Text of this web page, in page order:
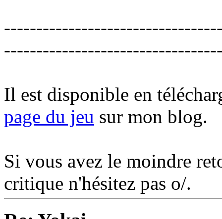
Il est disponible en
page du jeu sur mon blog.
Si vous avez le moindre
critique n'hésitez pas o/.